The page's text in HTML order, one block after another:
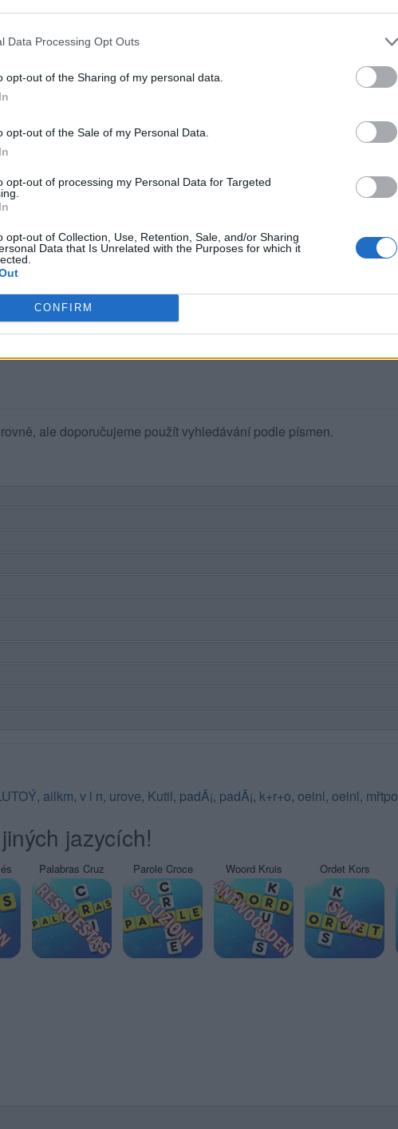
Data Processing Opt Outs
opt-out of the Sharing of my personal data.
opt-out of the Sale of my Personal Data.
opt-out of processing my Personal Data for Targeted
opt-out of Collection, Use, Retention, Sale, and/or Sharing
Data that Is Unrelated with the Purposes for which it
CONFIRM
DALŠÍ ODPOVĚDI
ale doporučujeme použít vyhledávání podle písmen.
, ailkm, v l n, urove, Kutil, padÃ¡, padÃ¡, k+r+o, oeinl, oeinl, mřtpo
jazycích!
Palabras Cruz Parole Croce Woord Kruis Ordet Kors